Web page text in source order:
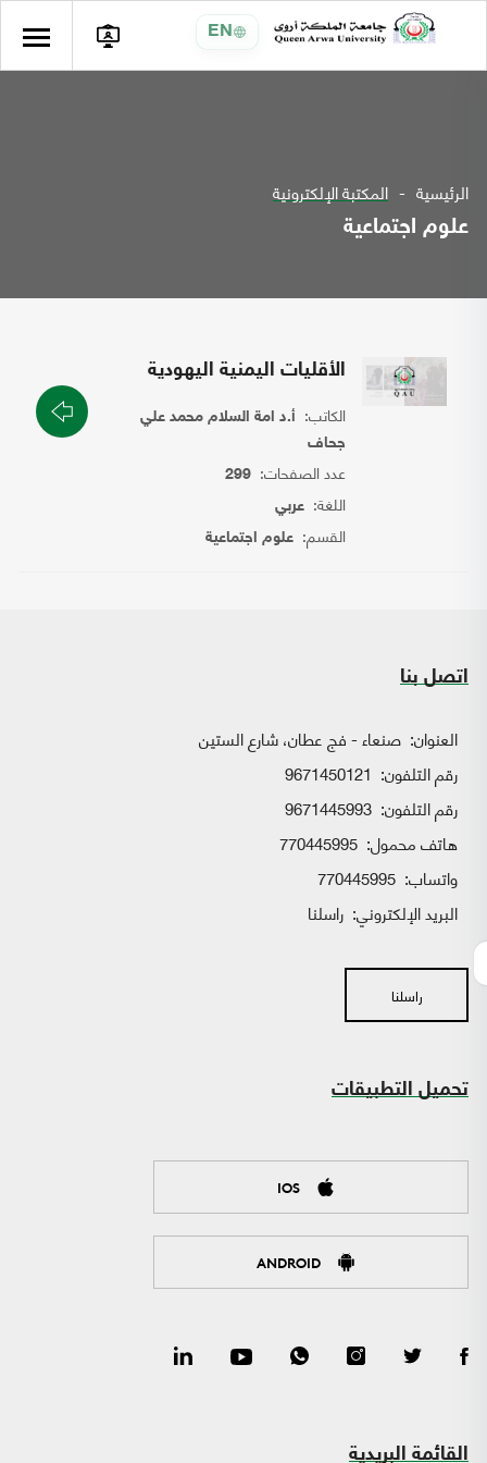
EN
الرئيسية المكتبة الإلكترونية
علوم اجتماعية
الأقليات اليمنية اليهودية
الكاتب: أ.د امة السلام محمد علي
جحاف
عدد الصفحات:299
اللغة:عربي
القسم:علوم اجتماعية
اتصل بنا
العنوان: صنعاء - فج عطان، شارع الستين
رقم التلفون: 9671450121
رقم التلفون: 9671445993
هاتف محمول: 770445995
واتساب:
البريد الإلكتروني: راسلنا
راسلنا
تحميل التطبيقات
IOS
ANDROID
القائمة البريدية